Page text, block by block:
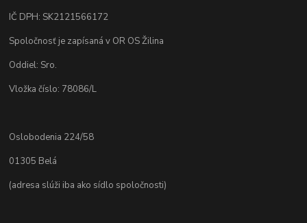
IČ DPH: SK2121566172
Spoločnosť je zapísaná v OR OS Žilina
Oddiel: Sro.
Vložka číslo: 78086/L
Oslobodenia 224/58
01305 Belá
(adresa slúži iba ako sídlo spoločnosti)